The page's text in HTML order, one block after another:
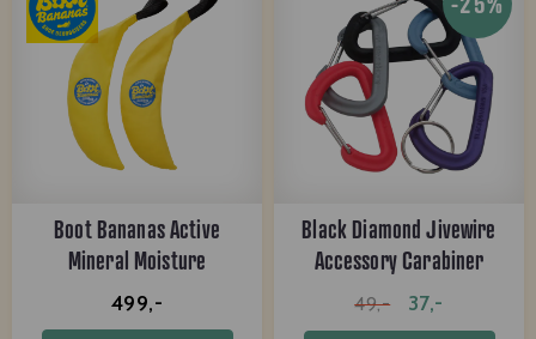
Boot Bananas Active
Mineral Moisture
Absorbers
499,-
Black Diamond Jivewire
Accessory Carabiner
Large
49,- 37,-